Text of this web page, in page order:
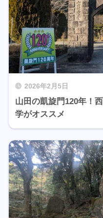
2026年2月5日
山田の凱旋門120年！
学がオススメ